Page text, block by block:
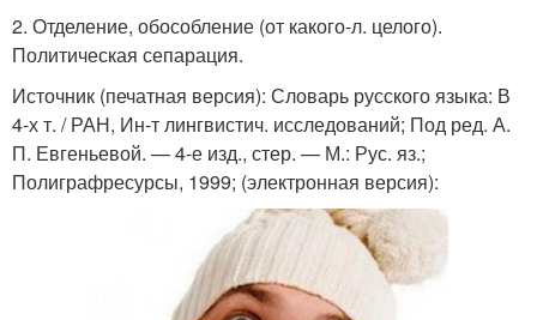
2. Отделение, обособление (от какого-л. целого).
Политическая сепарация.
Источник (печатная версия): Словарь русского языка: В
4-х т. / РАН, Ин-т лингвистич. исследований; Под ред. А.
П. Евгеньевой. — 4-е изд., стер. — М.: Рус. яз.;
Полиграфресурсы, 1999; (электронная версия):